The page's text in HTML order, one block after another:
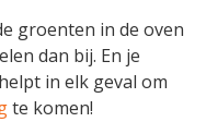
groenten in de oven
dan bij. En je
in elk geval om
te komen!